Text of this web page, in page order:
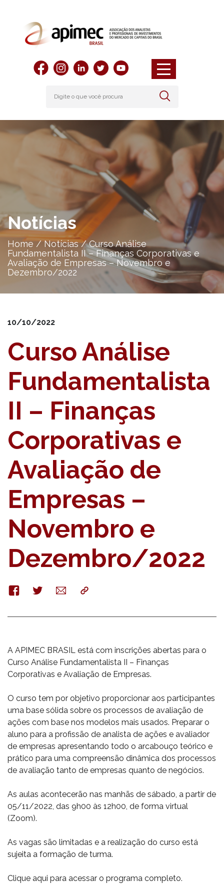
Notícias
Home/Notícias/Curso Análise
Fundamentalista II – Finanças Corporativas e
Avaliação de Empresas – Novembro e
Dezembro/2022
10/10/2022
Curso Análise
Fundamentalista
II – Finanças
Corporativas e
Avaliação de
Empresas –
Novembro e
Dezembro/2022
FacebookTwitterE-
mail
Copy
A APIMEC BRASIL está com inscrições abertas para o
Curso Análise Fundamentalista II – Finanças
Corporativas e Avaliação de Empresas.
O curso tem por objetivo proporcionar aos participantes
uma base sólida sobre os processos de avaliação de
ações com base nos modelos mais usados. Preparar o
aluno para a profissão de analista de ações e avaliador
de empresas apresentando todo o arcabouço teórico e
prático para uma compreensão dinâmica dos processos
de avaliação tanto de empresas quanto de negócios.
As aulas acontecerão nas manhãs de sábado, a partir de
05/11/2022, das 9h00 às 12h00, de forma virtual
(Zoom).
As vagas são limitadas e a realização do curso está
sujeita a formação de turma.
Clique aqui para acessar o programa completo.